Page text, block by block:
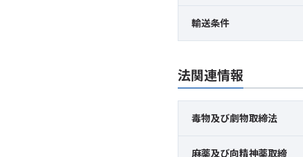
輸送条件
法関連情報
毒物及び劇物取締法
麻薬及び向精神薬取締